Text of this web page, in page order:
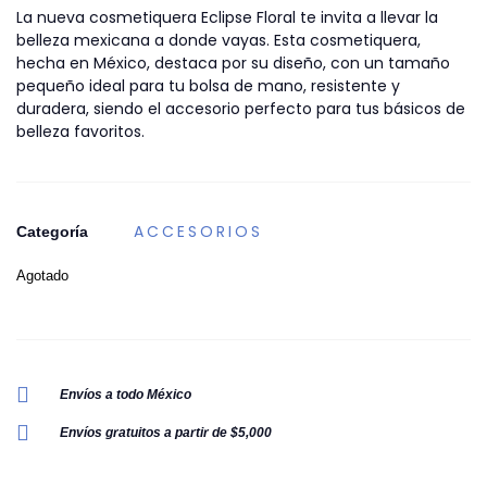
La nueva cosmetiquera Eclipse Floral te invita a llevar la
belleza mexicana a donde vayas. Esta cosmetiquera,
hecha en México, destaca por su diseño, con un tamaño
pequeño ideal para tu bolsa de mano, resistente y
duradera, siendo el accesorio perfecto para tus básicos de
belleza favoritos.
Categoría ACCESORIOS
Agotado
Envíos a todo México
Envíos gratuitos a partir de $5,000